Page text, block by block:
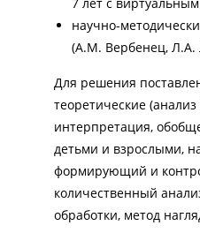
7 лет с
научно-
(А.М. Вербенец, Л.А.
Для решения
теоретические
интерпретация,
детьми и взрослыми,
формирующий и
количественный
обработки, метод